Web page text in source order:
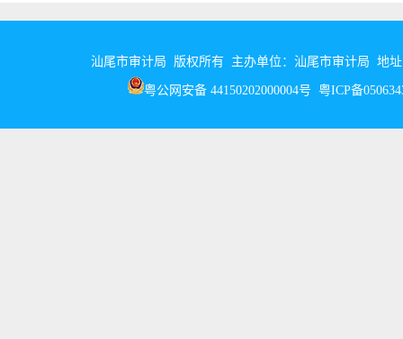
汕尾市审计局 版权所有 主办单位：汕尾市审计局 地址
粤公网安备 44150202000004号 粤ICP备